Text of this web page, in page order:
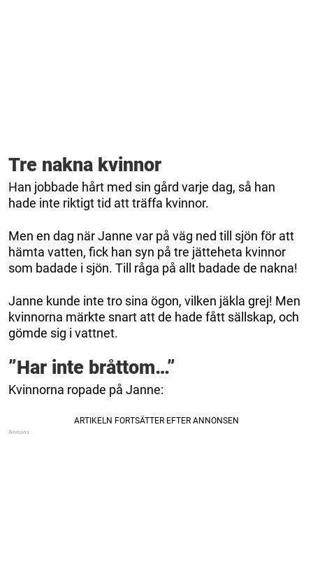
Tre nakna kvinnor
Han jobbade hårt med sin gård varje dag, så han
hade inte riktigt tid att träffa kvinnor.
Men en dag när Janne var på väg ned till sjön för att
hämta vatten, fick han syn på tre jätteheta kvinnor
som badade i sjön. Till råga på allt badade de nakna!
Janne kunde inte tro sina ögon, vilken jäkla grej! Men
kvinnorna märkte snart att de hade fått sällskap, och
gömde sig i vattnet.
”Har inte bråttom…”
Kvinnorna ropade på Janne: